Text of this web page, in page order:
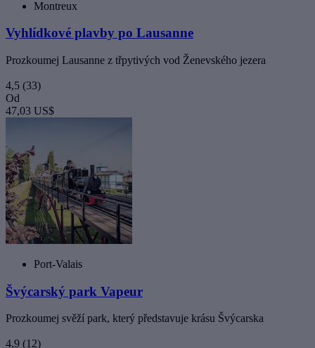
Montreux
Vyhlídkové plavby po Lausanne
Prozkoumej Lausanne z třpytivých vod Ženevského jezera
4,5 (33)
Od
47,03 US$
Port-Valais
Švýcarský park Vapeur
Prozkoumej svěží park, který představuje krásu Švýcarska
4,9 (12)